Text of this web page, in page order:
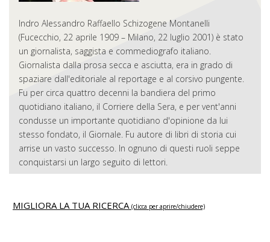
Indro Alessandro Raffaello Schizogene Montanelli
(Fucecchio, 22 aprile 1909 – Milano, 22 luglio 2001) è stato
un giornalista, saggista e commediografo italiano.
Giornalista dalla prosa secca e asciutta, era in grado di
spaziare dall'editoriale al reportage e al corsivo pungente.
Fu per circa quattro decenni la bandiera del primo
quotidiano italiano, il Corriere della Sera, e per vent'anni
condusse un importante quotidiano d'opinione da lui
stesso fondato, il Giornale. Fu autore di libri di storia cui
arrise un vasto successo. In ognuno di questi ruoli seppe
conquistarsi un largo seguito di lettori.
MIGLIORA LA TUA RICERCA (clicca per aprire/chiudere)